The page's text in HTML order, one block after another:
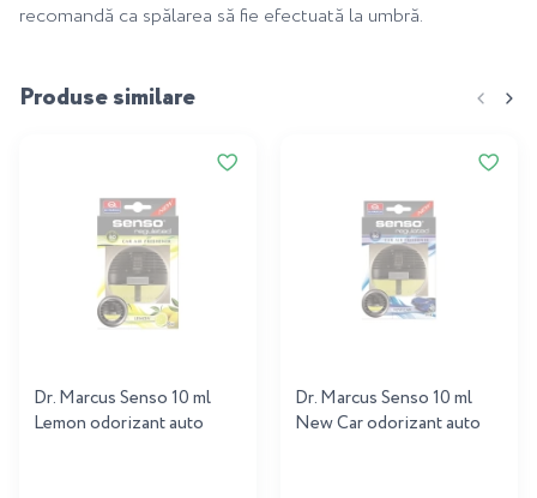
recomandă ca spălarea să fie efectuată la umbră.
Produse similare
Dr. Marcus Senso 10 ml
Lemon odorizant auto
Dr. Marcus Senso 10 ml
New Car odorizant auto